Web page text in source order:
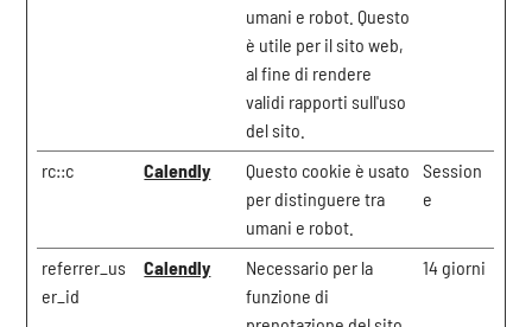
umani e robot. Questo
è utile per il sito web,
al fine di rendere
validi rapporti sull'uso
del sito.
rc::c Calendly
Questo cookie è usato
per distinguere tra
umani e robot.
Session
e
referrer_us
er_id
Calendly
Necessario per la
funzione di
14 giorni